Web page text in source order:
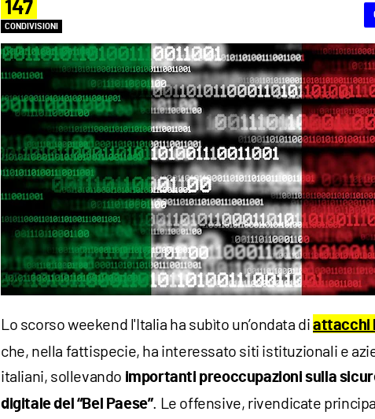
147
CONDIVISIONI
Lo scorso weekend l'Italia ha subìto un’ondata di attacchi
che, nella fattispecie, ha interessato siti istituzionali e
italiani, sollevando importanti preoccupazioni sulla
digitale del “Bel Paese”. Le offensive, rivendicate